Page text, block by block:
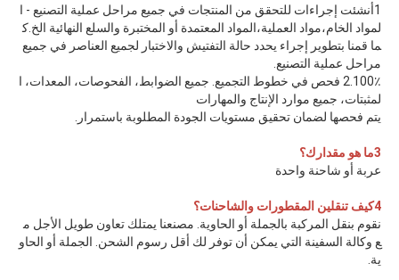
1أنشئت إجراءات للتحقق من المنتجات في جميع مراحل عملية التصنيع - ا
لمواد الخام،مواد العملية،المواد المعتمدة أو المختبرة والسلع النهائية الخ.ك
مراحل عملية التصنيع.
2.100٪ فحص في خطوط التجميع. جميع الضوابط، الفحوصات، المعدات، ا
لمثبتات، جميع موارد الإنتاج والمهارات
يتم فحصها لضمان تحقيق مستويات الجودة المطلوبة باستمرار.
3ما هو مقدارك؟
عربة أو شاحنة واحدة
4كيف تنقلين المقطورات والشاحنات؟
نقوم بنقل المركبة بالجملة أو الحاوية. مصنعنا يمتلك تعاون طويل الأجل م
ع وكالة السفينة التي يمكن أن توفر لك أقل رسوم الشحن. الجملة أو الحاو
ية.